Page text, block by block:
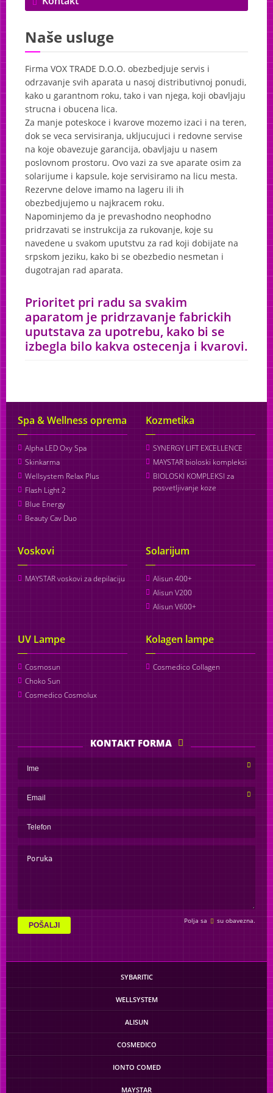
Naše usluge
Firma VOX TRADE D.O.O. obezbedjuje servis i
odrzavanje svih aparata u nasoj distributivnoj ponudi,
kako u garantnom roku, tako i van njega, koji obavljaju
strucna i obucena lica.
Za manje poteskoce i kvarove mozemo izaci i na teren,
dok se veca servisiranja, ukljucujuci i redovne servise
na koje obavezuje garancija, obavljaju u nasem
poslovnom prostoru. Ovo vazi za sve aparate osim za
solarijume i kapsule, koje servisiramo na licu mesta.
Rezervne delove imamo na lageru ili ih
obezbedjujemo u najkracem roku.
Napominjemo da je prevashodno neophodno
pridrzavati se instrukcija za rukovanje, koje su
navedene u svakom uputstvu za rad koji dobijate na
srpskom jeziku, kako bi se obezbedio nesmetan i
dugotrajan rad aparata.
Prioritet pri radu sa svakim
aparatom je pridrzavanje fabrickih
uputstava za upotrebu, kako bi se
izbegla bilo kakva ostecenja i kvarovi.
Spa & Wellness oprema
Alpha LED Oxy Spa
Skinkarma
Wellsystem Relax Plus
Flash Light 2
Blue Energy
Beauty Cav Duo
Kozmetika
SYNERGY LIFT EXCELLENCE
MAYSTAR bioloski kompleksi
BIOLOSKI KOMPLEKSI za
posvetljivanje koze
Voskovi
MAYSTAR voskovi za depilaciju
Solarijum
Alisun 400+
Alisun V200
Alisun V600+
UV Lampe
Cosmosun
Choko Sun
Cosmedico Cosmolux
Kolagen lampe
Cosmedico Collagen
KONTAKT FORMA
Polja sa su obavezna.
POŠALJI
SYBARITIC
WELLSYSTEM
ALISUN
COSMEDICO
IONTO COMED
MAYSTAR